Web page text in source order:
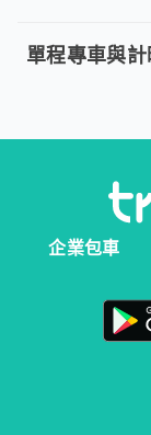
單程專車與
企業包車